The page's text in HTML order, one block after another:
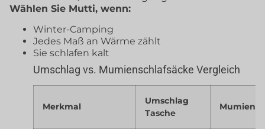
Wählen Sie Mutti, wenn:
Winter-Camping
Jedes Maß an Wärme zählt
Sie schlafen kalt
Umschlag vs. Mumienschlafsäcke Vergleich
Merkmal
Umschlag
Tasche